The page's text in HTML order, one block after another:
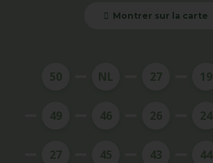
Montrer sur la carte
50 NL 27 19
49 46 26 24
27 45 43 44